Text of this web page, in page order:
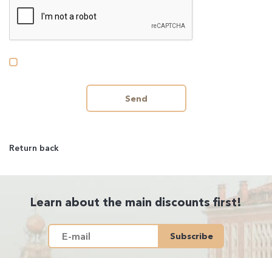
Send
Return back
Learn about the main discounts first!
Subscribe